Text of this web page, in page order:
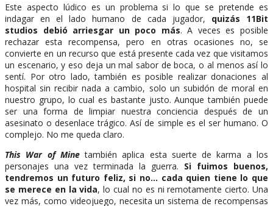
Este aspecto lúdico es un problema si lo que se pretende es
indagar en el lado humano de cada jugador, quizás 11Bit
studios debió arriesgar un poco más. A veces es posible
rechazar esta recompensa, pero en otras ocasiones no, se
convierte en un recurso que está presente cada vez que visitamos
un escenario, y eso deja un mal sabor de boca, o al menos así lo
sentí. Por otro lado, también es posible realizar donaciones al
hospital sin recibir nada a cambio, solo un subidón de moral en
nuestro grupo, lo cual es bastante justo. Aunque también puede
ser una forma de limpiar nuestra conciencia después de un
asesinato o desenlace trágico. Así de simple es el ser humano. O
complejo. No me queda claro.
This War of Minetambién aplica esta suerte de karma a los
personajes una vez terminada la guerra. Si fuimos buenos,
tendremos un futuro feliz, si no… cada quien tiene lo que
se merece en la vida, lo cual no es ni remotamente cierto. Una
vez más, como videojuego, necesita un sistema de recompensas